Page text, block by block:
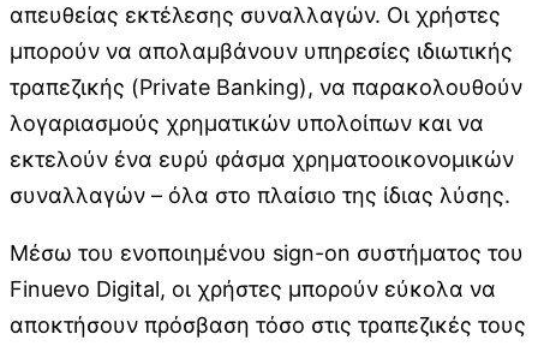
απευθείας εκτέλεσης συναλλαγών. Οι χρήστες
μπορούν να απολαμβάνουν υπηρεσίες ιδιωτικής
τραπεζικής (Private Banking), να παρακολουθούν
λογαριασμούς χρηματικών υπολοίπων και να
εκτελούν ένα ευρύ φάσμα χρηματοοικονομικών
συναλλαγών – όλα στο πλαίσιο της ίδιας λύσης.
Μέσω του ενοποιημένου sign-on συστήματος του
Finuevo Digital, οι χρήστες μπορούν εύκολα να
αποκτήσουν πρόσβαση τόσο στις τραπεζικές τους